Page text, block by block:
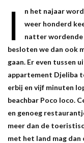
I
n het najaar
weer honderd
natter wordende
besloten we dan ook
gaan. Er even tussen
appartement Djeliba
erbij en vijf minuten
beachbar Poco loco.
en genoeg
meer dan de
met het land mag